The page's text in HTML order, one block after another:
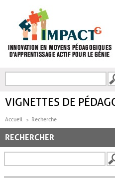
FORMULAIRE DE
VIGNETTES DE
Accueil Recherche
RECHERCHER